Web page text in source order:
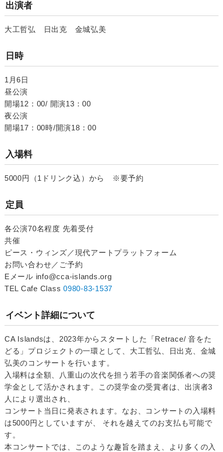
出演者
大工哲弘 日出克 金城弘美
日時
1月6日
昼公演
開場12：00/ 開演13：00
夜公演
開場17：00時/開演18：00
入場料
5000円（1ドリンク込）から ※要予約
定員
各公演70名程度 先着受付
共催
ピース・ウィンズ／現代アートプラットフォーム
お問い合わせ／ご予約
Eメール info@cca-islands.org
TEL Cafe Class 0980-83-1537
イベント詳細について
CA Islandsは、2023年からスタートした「Retrace/ 音をた
どる」プロジェクトの一環として、大工哲弘、日出克、金城
弘美のコンサートを行います。
入場料は全額、八重山の次代を担う若手の音楽関係者への奨
学金として活かされます。この奨学金の受賞者は、出演者3
人により選出され、
コンサート当日に発表されます。なお、コンサートの入場料
は5000円としていますが、 それを越えてのお支払も可能で
す。
本コンサートでは、このような趣旨を踏まえ、より多くの入